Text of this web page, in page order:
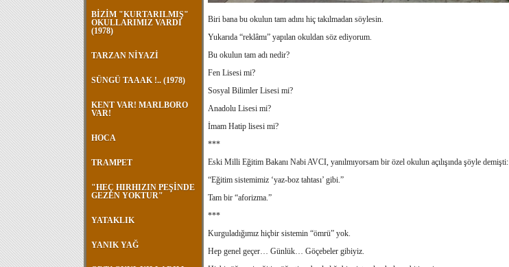
BİZİM "KURTARILMIŞ"
OKULLARIMIZ VARDI
(1978)
TARZAN NİYAZİ
SÜNGÜ TAAAK !.. (1978)
KENT VAR! MARLBORO
VAR!
HOCA
TRAMPET
"HEÇ HIRHIZIN PEŞİNDE
GEZEN YOKTUR"
YATAKLIK
YANIK YAĞ
Biri bana bu okulun tam adını hiç takılmadan söylesin.
Yukarıda “reklâmı” yapılan okuldan söz ediyorum.
Bu okulun tam adı nedir?
Fen Lisesi mi?
Sosyal Bilimler Lisesi mi?
Anadolu Lisesi mi?
İmam Hatip lisesi mi?
***
Eski Milli Eğitim Bakanı Nabi AVCI, yanılmıyorsam bir özel okulun açılışında şöyle demişti:
“Eğitim sistemimiz ‘yaz-boz tahtası’ gibi.”
Tam bir “aforizma.”
***
Kurguladığımız hiçbir sistemin “ömrü” yok.
Hep genel geçer… Günlük… Göçebeler gibiyiz.